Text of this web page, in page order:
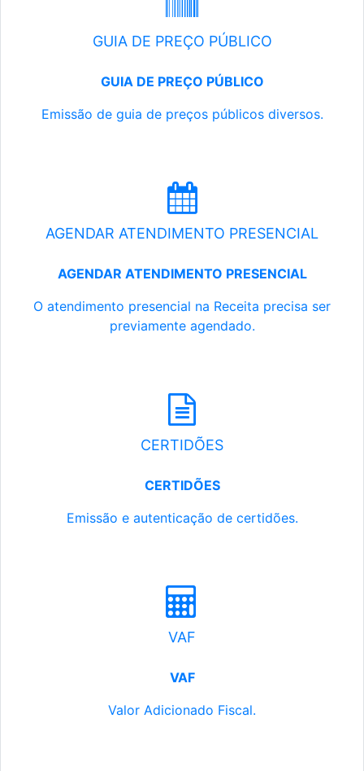
GUIA DE PREÇO PÚBLICO
GUIA DE PREÇO PÚBLICO
Emissão de guia de preços públicos diversos.
AGENDAR ATENDIMENTO PRESENCIAL
AGENDAR ATENDIMENTO PRESENCIAL
O atendimento presencial na Receita precisa ser
previamente agendado.
CERTIDÕES
CERTIDÕES
Emissão e autenticação de certidões.
VAF
VAF
Valor Adicionado Fiscal.